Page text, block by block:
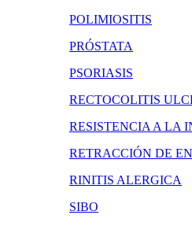
POLIMIOSITIS
PRÓSTATA
PSORIASIS
RECTOCOLITIS
RESISTENCIA A LA
RETRACCIÓN DE
RINITIS ALERGICA
SIBO